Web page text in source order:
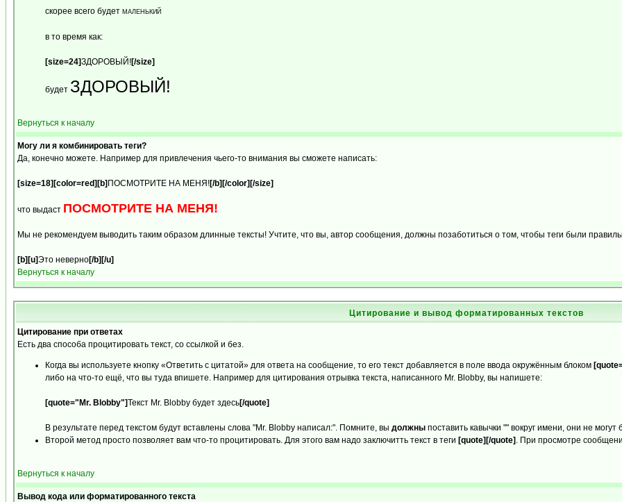
скорее всего будет МАЛЕНЬКИЙ
в то время как:
[size=24]ЗДОРОВЫЙ![/size]
будет ЗДОРОВЫЙ!
Вернуться к началу
Могу ли я комбинировать теги?
Да, конечно можете. Например для привлечения чьего-то внимания вы сможете написать:
[size=18][color=red][b] ПОСМОТРИТЕ НА МЕНЯ![/b][/color][/size]
что выдаст ПОСМОТРИТЕ НА МЕНЯ!
Мы не рекомендуем выводить таким образом длинные тексты! Учтите, что вы, автор сообщения, должны позаботиться о том, чтобы теги были
[b][u]Это неверно[/b][/u]
Вернуться к началу
Цитирование и вывод форматированных текстов
Цитирование при ответах
Есть два способа процитировать текст, со ссылкой и без.
Когда вы используете кнопку «Ответить с цитатой» для ответа на сообщение, то его текст добавляется в поле ввода окружённым блоком
либо на что-то ещё, что вы туда впишете. Например для цитирования отрывка текста, написанного Mr. Blobby, вы напишете:
[quote="Mr. Blobby"]Текст Mr. Blobby будет здесь[/quote]
В результате перед текстом будут вставлены слова "Mr. Blobby написал:". Помните, вы должны поставить кавычки "" вокруг имени, они не
Второй метод просто позволяет вам что-то процитировать. Для этого вам надо заключитть текст в теги [quote][/quote] . При просмотре
Вернуться к началу
Вывод кода или форматированного текста